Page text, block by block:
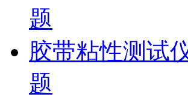
题
胶带粘性测试
题